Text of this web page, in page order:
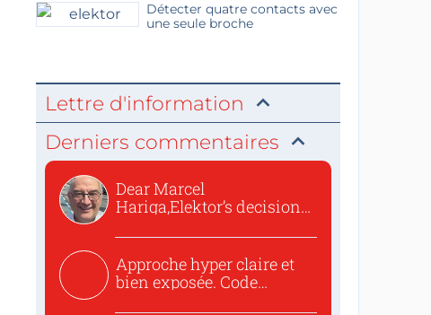
Détecter quatre contacts avec
une seule broche
Lettre d'information
Derniers commentaires
Dear Marcel
Hariga,Elektor’s decision
Approche hyper claire et
bien exposée. Code